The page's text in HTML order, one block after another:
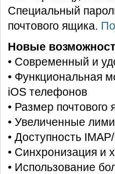
Специальный
почтового ящика.
Новые
• Современный и
• Функциональная
iOS телефонов
• Размер
• Увеличенные
• Доступность
• Синхронизация и
• Использование